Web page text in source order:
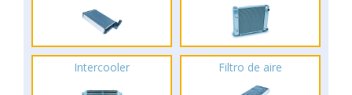
Intercooler Filtro de aire